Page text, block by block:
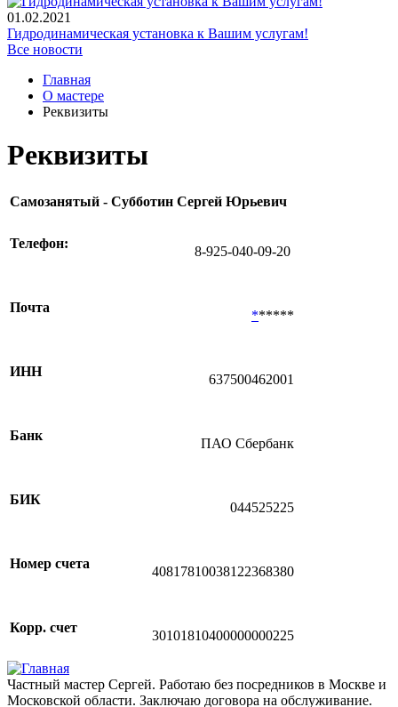
01.02.2021
Гидродинамическая установка к Вашим услугам!
Все новости
Главная
О мастере
Реквизиты
Реквизиты
Самозанятый - Субботин Сергей Юрьевич
Телефон:
8-925-040-09-20
Почта
******
ИНН
637500462001
Банк
ПАО Сбербанк
БИК
044525225
Номер счета
40817810038122368380
Корр. счет
30101810400000000225
Частный мастер Сергей. Работаю без посредников в Москве и
Московской области. Заключаю договора на обслуживание.